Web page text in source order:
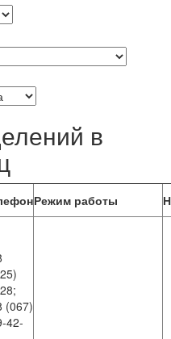
в
Режим работы
(067)
42-